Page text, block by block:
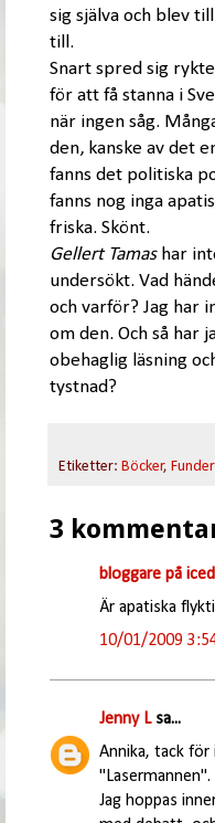
sig själva och blev
till.
Snart spred sig
för att få stanna i
när ingen såg.
den, kanske av det
fanns det politiska
fanns nog inga
friska. Skönt.
Gellert Tamashar
undersökt. Vad
och varför? Jag har
om den. Och så har
obehaglig läsning
tystnad?
Etiketter: Böcker,
3
bloggare på
Är apatiska
10/01/2009
Jenny Lsa...
Annika, tack för
"Lasermannen".
Jag hoppas